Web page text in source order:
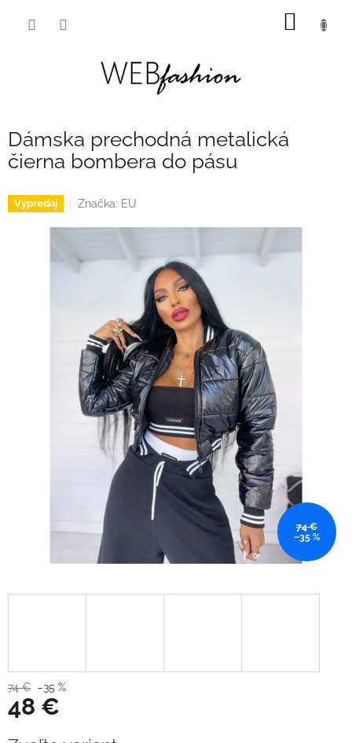
Dámska prechodná metalická
čierna bombera do pásu
Výpredaj Značka: EU
74 €
–35 %
74 € –35 %
48 €